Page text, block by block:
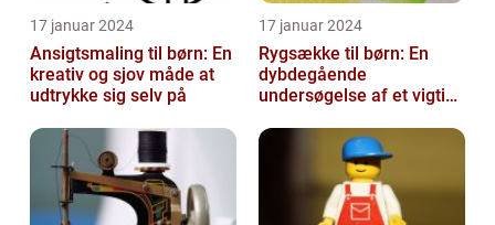
17 januar 2024
Ansigtsmaling til børn: En
kreativ og sjov måde at
udtrykke sig selv på
17 januar 2024
Rygsække til børn: En
dybdegående
undersøgelse af et vigtigt